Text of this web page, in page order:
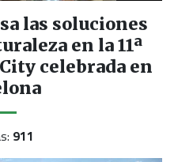
las soluciones
en la 11ª
celebrada en
911